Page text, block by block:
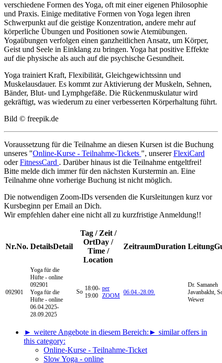
verschiedene Formen des Yoga, oft mit einer eigenen Philosophie
und Praxis. Einige meditative Formen von Yoga legen ihren
Schwerpunkt auf die geistige Konzentration, andere mehr auf
körperliche Übungen und Positionen sowie Atemübungen.
Yogaübungen verfolgen einen ganzheitlichen Ansatz, um Körper,
Geist und Seele in Einklang zu bringen. Yoga hat positive Effekte
auf die physische als auch auf die psychische Gesundheit.
Yoga trainiert Kraft, Flexibilität, Gleichgewichtssinn und
Muskelausdauer. Es kommt zur Aktivierung der Muskeln, Sehnen,
Bänder, Blut- und Lymphgefäße. Die Rückenmuskulatur wird
gekräftigt, was wiederum zu einer verbesserten Körperhaltung führt.
Bild © freepik.de
Voraussetzung für die Teilnahme an diesen Kursen ist die Buchung
unseres "Online-Kurse - Teilnahme-Tickets ", unsererFlexiCard
oderFitnessCard . Darüber hinaus ist die Teilnahme entgeltfrei!
Bitte melde dich immer für den nächsten Kurstermin an. Eine
Teilnahme ohne vorherige Buchung ist nicht möglich.
Die notwendigen Zoom-IDs versenden die Kursleitungen kurz vor
Kursbeginn per Email an Dich.
Wir empfehlen daher eine nicht all zu kurzfristige Anmeldung!!
Nr.No. DetailsDetail
Tag / Zeit /
OrtDay /
Time /
Location
ZeitraumDuration Leitung
092901
Yoga für die
Hüfte - online
092901
Yoga für die
Hüfte - online
06.04.2025-
28.09.2025
So 18:00-
19:00
per
ZOOM 06.04.-28.09.
Dr. Samaneh
Javanbakht,
Wewer
► weitere Angebote in diesem Bereich: ► similar offers in
this category:
Online-Kurse - Teilnahme-Ticket
Slow Yoga - online